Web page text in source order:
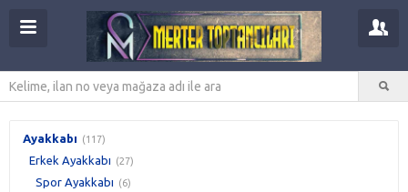
Ayakkabı (117)
Erkek Ayakkabı (27)
Spor Ayakkabı (6)